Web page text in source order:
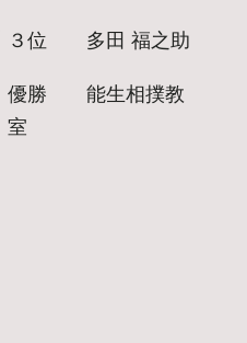
３位 多田 福之助
優勝 能生相撲教
室